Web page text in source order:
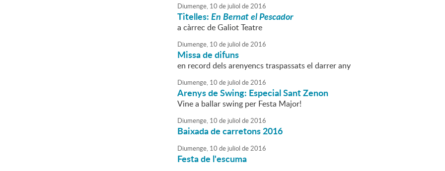
Diumenge, 10 de juliol de2016
Titelles:En Bernat el Pescador
a càrrec de Galiot Teatre
Diumenge, 10 de juliol de2016
Missa de difuns
en record dels arenyencs traspassats el darrer any
Diumenge, 10 de juliol de2016
Arenys de Swing: Especial Sant Zenon
Vine a ballar swing per Festa Major!
Diumenge, 10 de juliol de2016
Baixada de carretons 2016
Diumenge, 10 de juliol de2016
Festa de l'escuma